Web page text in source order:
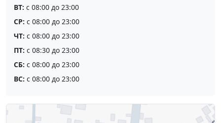
ВТ: с 08:00 до 23:00
СР: с 08:00 до 23:00
ЧТ: с 08:00 до 23:00
ПТ: с 08:30 до 23:00
СБ: с 08:00 до 23:00
ВС: с 08:00 до 23:00